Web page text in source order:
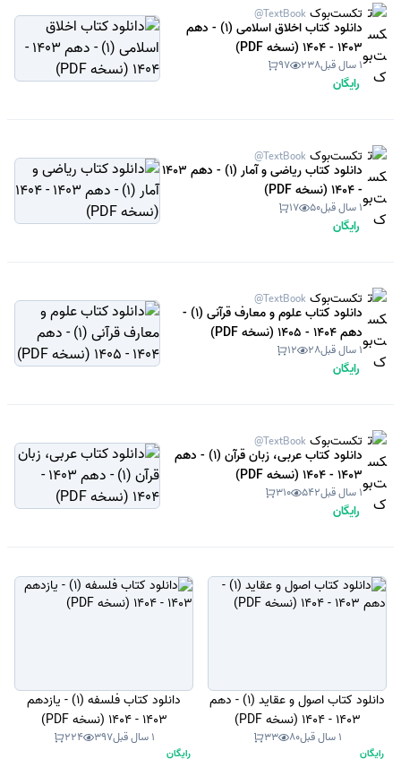
تکست‌بوک @TextBook
دانلود کتاب اخلاق اسلامی (1) - دهم
1403 - 1404 (نسخه PDF)
1 سال قبل 238
97
رایگان
تکست‌بوک @TextBook
دانلود کتاب ریاضی و آمار (1) - دهم 1403
- 1404 (نسخه PDF)
1 سال قبل 50
17
رایگان
تکست‌بوک @TextBook
دانلود کتاب علوم و معارف قرآنی (1) -
دهم 1404 - 1405 (نسخه PDF)
1 سال قبل 28
12
رایگان
تکست‌بوک @TextBook
دانلود کتاب عربی، زبان قرآن (1) - دهم
1403 - 1404 (نسخه PDF)
1 سال قبل 542
310
رایگان
دانلود کتاب اصول و عقاید (1) - دهم
1403 - 1404 (نسخه PDF)
1 سال قبل 80
33
رایگان
دانلود کتاب فلسفه (1) - یازدهم
1403 - 1404 (نسخه PDF)
1 سال قبل 397
224
رایگان